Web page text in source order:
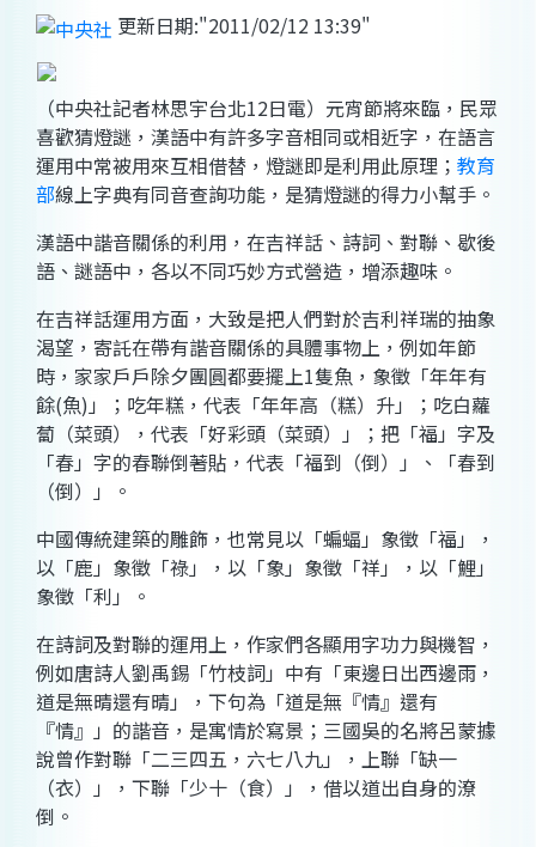
更新日期: 2011/02/12 13:39
（中央社記者林思宇台北12日電）元宵節將來臨，民眾
喜歡猜燈謎，漢語中有許多字音相同或相近字，在語言
運用中常被用來互相借替，燈謎即是利用此原理； 教育
部線上字典有同音查詢功能，是猜燈謎的得力小幫手。
漢語中諧音關係的利用，在吉祥話、詩詞、對聯、歇後
語、謎語中，各以不同巧妙方式營造，增添趣味。
在吉祥話運用方面，大致是把人們對於吉利祥瑞的抽象
渴望，寄託在帶有諧音關係的具體事物上，例如年節
時，家家戶戶除夕團圓都要擺上1隻魚，象徵「年年有
餘(魚)」；吃年糕，代表「年年高（糕）升」；吃白蘿
蔔（菜頭），代表「好彩頭（菜頭）」；把「福」字及
「春」字的春聯倒著貼，代表「福到（倒）」、「春到
（倒）」。
中國傳統建築的雕飾，也常見以「蝙蝠」象徵「福」，
以「鹿」象徵「祿」，以「象」象徵「祥」，以「鯉」
象徵「利」。
在詩詞及對聯的運用上，作家們各顯用字功力與機智，
例如唐詩人劉禹錫「竹枝詞」中有「東邊日出西邊雨，
道是無晴還有晴」，下句為「道是無『情』還有
『情』」的諧音，是寓情於寫景；三國吳的名將呂蒙據
說曾作對聯「二三四五，六七八九」，上聯「缺一
（衣）」，下聯「少十（食）」，借以道出自身的潦
倒。